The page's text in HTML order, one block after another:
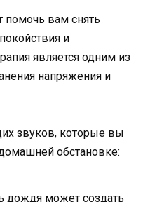
помочь вам снять
и
является одним из
напряжения и
звуков, которые вы
обстановке:
дождя может создать